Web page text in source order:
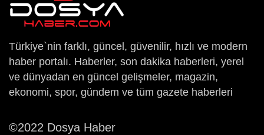
Türkiye`nin farklı, güncel, güvenilir, hızlı ve modern
haber portalı. Haberler, son dakika haberleri, yerel
ve dünyadan en güncel gelişmeler, magazin,
ekonomi, spor, gündem ve tüm gazete haberleri
©2022 Dosya Haber